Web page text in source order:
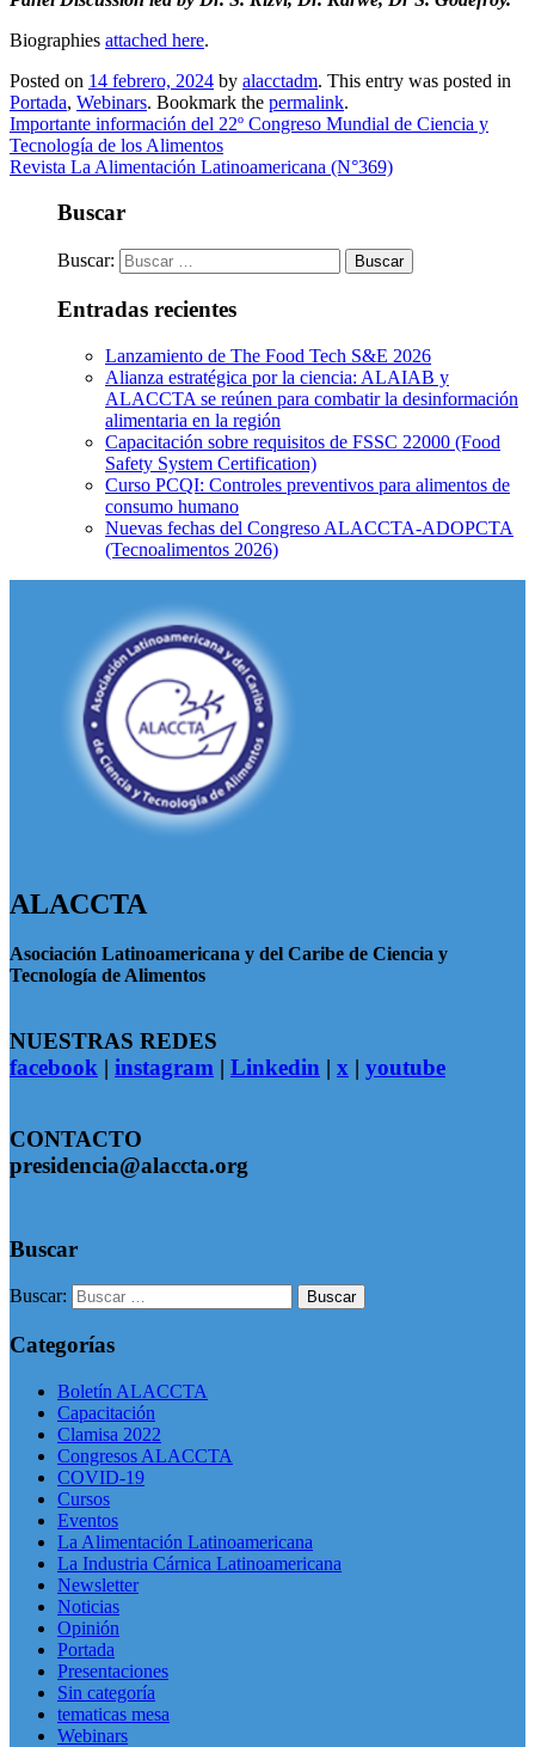
Biographies attached here.
Posted on 14 febrero, 2024 by alacctadm. This entry was posted in
Portada, Webinars. Bookmark the permalink.
Importante información del 22º Congreso Mundial de Ciencia y
Tecnología de los Alimentos
Revista La Alimentación Latinoamericana (N°369)
Buscar
Buscar:
Entradas recientes
Lanzamiento de The Food Tech S&E 2026
Alianza estratégica por la ciencia: ALAIAB y
ALACCTA se reúnen para combatir la desinformación
alimentaria en la región
Capacitación sobre requisitos de FSSC 22000 (Food
Safety System Certification)
Curso PCQI: Controles preventivos para alimentos de
consumo humano
Nuevas fechas del Congreso ALACCTA-ADOPCTA
(Tecnoalimentos 2026)
ALACCTA
Asociación Latinoamericana y del Caribe de Ciencia y
Tecnología de Alimentos
NUESTRAS REDES
facebook | instagram | Linkedin | x | youtube
CONTACTO
presidencia@alaccta.org
Buscar
Buscar:
Categorías
Boletín ALACCTA
Capacitación
Clamisa 2022
Congresos ALACCTA
COVID-19
Cursos
Eventos
La Alimentación Latinoamericana
La Industria Cárnica Latinoamericana
Newsletter
Noticias
Opinión
Portada
Presentaciones
Sin categoría
tematicas mesa
Webinars